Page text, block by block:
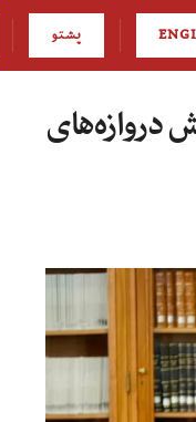
پشتو
دروازه‌های